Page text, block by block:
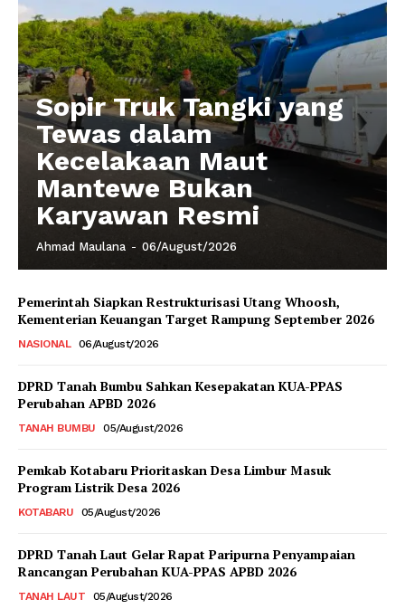
Sopir Truk Tangki yang
Tewas dalam
Kecelakaan Maut
Mantewe Bukan
Karyawan Resmi
Ahmad Maulana - 06/August/2026
Pemerintah Siapkan Restrukturisasi Utang Whoosh,
Kementerian Keuangan Target Rampung September 2026
NASIONAL 06/August/2026
DPRD Tanah Bumbu Sahkan Kesepakatan KUA-PPAS
Perubahan APBD 2026
TANAH BUMBU 05/August/2026
Pemkab Kotabaru Prioritaskan Desa Limbur Masuk
Program Listrik Desa 2026
KOTABARU 05/August/2026
DPRD Tanah Laut Gelar Rapat Paripurna Penyampaian
Rancangan Perubahan KUA-PPAS APBD 2026
TANAH LAUT 05/August/2026